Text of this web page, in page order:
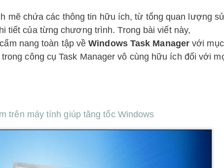
mẽ chứa các thông tin hữu ích, từ tổng quan lượng
tiết của từng chương trình. Trong bài viết này,
nang toàn tập về Windows Task Managervới
công cụ Task Manager vô cùng hữu ích đối với
trên máy tính giúp tăng tốc Windows